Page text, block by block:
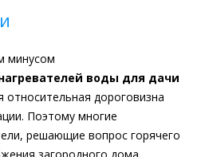
минусом
воды для дачи
относительная дороговизна
Поэтому многие
решающие вопрос горячего
загородного дома,